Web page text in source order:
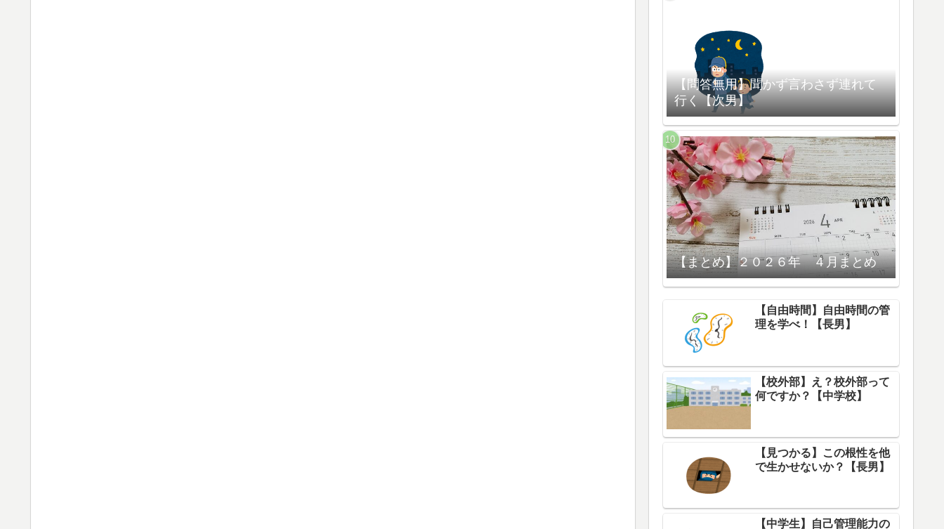
【問答無用】聞かず言わさず連れて
行く【次男】
【まとめ】２０２６年 ４月まとめ
【自由時間】自由時間の管
理を学べ！【長男】
【校外部】え？校外部って
何ですか？【中学校】
【見つかる】この根性を他
で生かせないか？【長男】
【中学生】自己管理能力の